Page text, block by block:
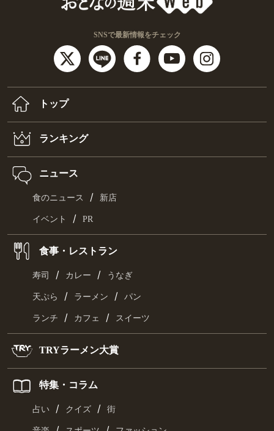
SNSで最新情報をチェック
トップ
ランキング
ニュース
食のニュース / 新店
イベント / PR
食事・レストラン
寿司 / カレー / うなぎ
天ぷら / ラーメン / パン
ランチ / カフェ / スイーツ
TRYラーメン大賞
特集・コラム
占い / クイズ / 街